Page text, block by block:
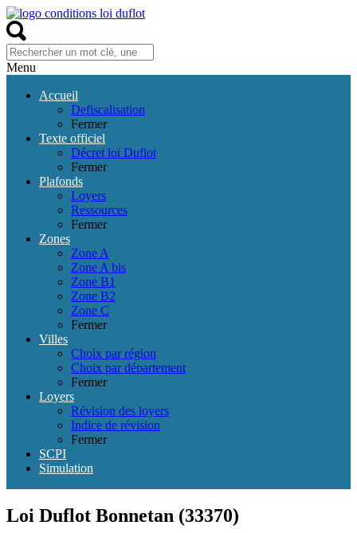
Menu
Accueil
Defiscalisation
Fermer
Texte officiel
Décret loi Duflot
Fermer
Plafonds
Loyers
Ressources
Fermer
Zones
Zone A
Zone A bis
Zone B1
Zone B2
Zone C
Fermer
Villes
Choix par région
Choix par département
Fermer
Loyers
Révision des loyers
Indice de révision
Fermer
SCPI
Simulation
Loi Duflot Bonnetan (33370)